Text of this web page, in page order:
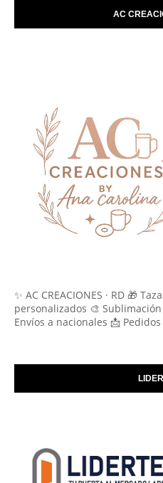
AC
✨ AC CREACIONES · RD 🎁
personalizados 🎨 Sublimación
Envíos a nacionales 📩